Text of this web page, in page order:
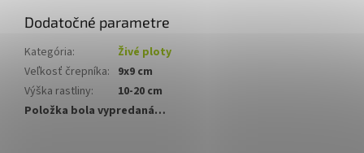
Dodatočné parametre
Kategória:
Živé ploty
Veľkosť črepníka: 9x9 cm
Výška rastliny:
10-20 cm
Položka bola vypredaná…